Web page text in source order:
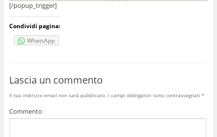
[/popup_trigger]
Condividi pagina:
WhatsApp
Lascia un commento
Il tuo indirizzo email non sarà pubblicato. I campi obbligatori sono contrassegnati *
Commento